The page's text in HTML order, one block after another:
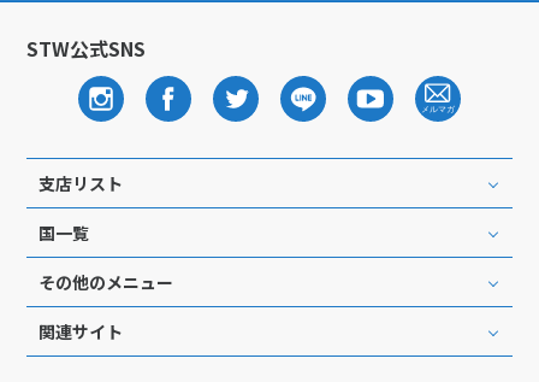
STW公式SNS
支店リスト
国一覧
その他のメニュー
関連サイト